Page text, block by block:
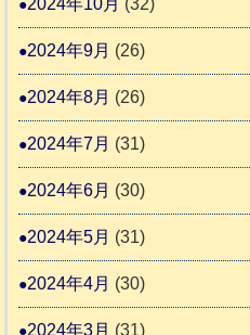
2024年9月 (26)
2024年8月 (26)
2024年7月 (31)
2024年6月 (30)
2024年5月 (31)
2024年4月 (30)
2024年3月 (31)